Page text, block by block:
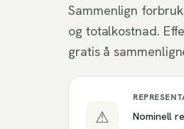
Sammenlign
og totalkostnad.
gratis å
⚠ Nominell